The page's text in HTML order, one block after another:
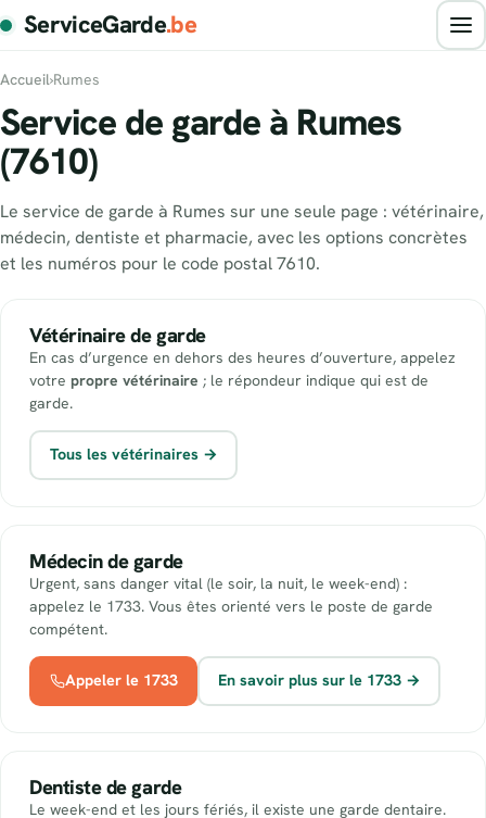
ServiceGarde.be
Accueil›Rumes
Service de garde à Rumes
(7610)
Le service de garde à Rumes sur une seule page : vétérinaire,
médecin, dentiste et pharmacie, avec les options concrètes
et les numéros pour le code postal 7610.
Vétérinaire de garde
En cas d’urgence en dehors des heures d’ouverture, appelez
votre propre vétérinaire ; le répondeur indique qui est de
garde.
Tous les vétérinaires →
Médecin de garde
Urgent, sans danger vital (le soir, la nuit, le week-end) :
appelez le 1733. Vous êtes orienté vers le poste de garde
compétent.
Appeler le 1733 En savoir plus sur le 1733 →
Dentiste de garde
Le week-end et les jours fériés, il existe une garde dentaire.